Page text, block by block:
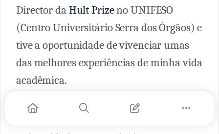
Director daHult Prizeno UNIFESO
(Centro Universitário Serra dos Órgãos) e
tive a oportunidade de vivenciar umas
das melhores experiências de minha vida
acadêmica.
Tinha, como grande desafio, a missão de